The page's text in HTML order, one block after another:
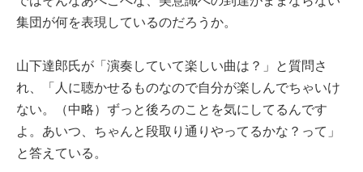
集団が何を表現しているのだろうか。
山下達郎氏が「演奏していて楽しい曲は？」と質問さ
れ、「人に聴かせるものなので自分が楽しんでちゃいけ
ない。（中略）ずっと後ろのことを気にしてるんです
よ。あいつ、ちゃんと段取り通りやってるかな？って」
と答えている。